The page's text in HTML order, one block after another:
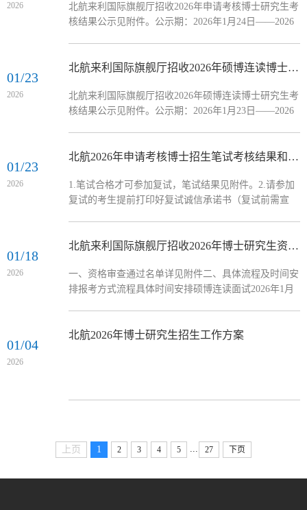
2026
北航来利国际旗舰厅招收2026年申请考核博士研究生考
核结果公示见附件。公示期：2026年1月24日——2026
箱:zhangsiyi1226@buaa.edu.cn。注：本次公示仅公示考
并在规定时间内提供完整材料，具体时间另行通知。公
司将在各导师招生指标确认后，第一时间予以公示，本
01/23
2026
北航来利国际旗舰厅招收2026年硕博连读博士研究生考核结果公示
北航来利国际旗舰厅招收2026年硕博连读博士研究生考
核结果公示见附件。公示期：2026年1月23日——2026
箱:zhangsiyi1226@buaa.edu.cn。注：本次公示仅公示考
并在规定时间内提供完整材料，具体时间另行通知。公
司将在各导师招生指标确认后，第一时间予以公示，本
01/23
2026
北航2026年申请考核博士招生笔试考核结果和复试分组
1.笔试合格才可参加复试，笔试结果见附件。2.请参加
复试的考生提前打印好复试诚信承诺书（复试前需宣
于20分钟，地点为北航公司路第一馆，具体时间、地
01/18
2026
北航来利国际旗舰厅招收2026年博士研究生资格审查结果及考核通知
一、资格审查通过名单详见附件二、具体流程及时间安
排报考方式流程具体时间安排硕博连读面试2026年1月
点：北航公司路校区 主南306笔试2026年1月22日下午
01/04
2026
北航2026年博士研究生招生工作方案
上页 1 2 3 4 5 ... 27 下页